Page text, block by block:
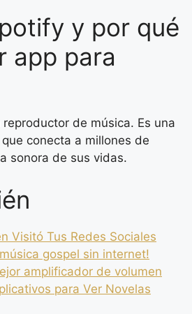
y por qué
app para
de música. Es una
conecta a millones de
sonora de sus vidas.
Visitó Tus Redes Sociales
gospel sin internet!
amplificador de volumen
para Ver Novelas